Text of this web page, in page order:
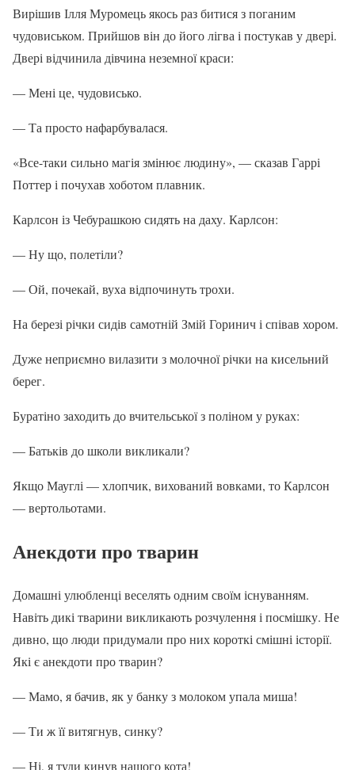
Вирішив Ілля Муромець якось раз битися з поганим
чудовиськом. Прийшов він до його лігва і постукав у двері.
Двері відчинила дівчина неземної краси:
— Мені це, чудовисько.
— Та просто нафарбувалася.
«Все-таки сильно магія змінює людину», — сказав Гаррі
Поттер і почухав хоботом плавник.
Карлсон із Чебурашкою сидять на даху. Карлсон:
— Ну що, полетіли?
— Ой, почекай, вуха відпочинуть трохи.
На березі річки сидів самотній Змій Горинич і співав хором.
Дуже неприємно вилазити з молочної річки на кисельний
берег.
Буратіно заходить до вчительської з поліном у руках:
— Батьків до школи викликали?
Якщо Мауглі — хлопчик, вихований вовками, то Карлсон
— вертольотами.
Анекдоти про тварин
Домашні улюбленці веселять одним своїм існуванням.
Навіть дикі тварини викликають розчулення і посмішку. Не
дивно, що люди придумали про них короткі смішні історії.
Які є анекдоти про тварин?
— Мамо, я бачив, як у банку з молоком упала миша!
— Ти ж її витягнув, синку?
— Ні, я туди кинув нашого кота!